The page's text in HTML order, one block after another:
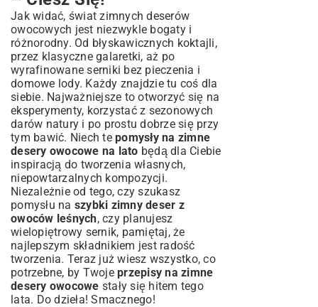
Jak widać, świat zimnych deserów
owocowych jest niezwykle bogaty i
różnorodny. Od błyskawicznych koktajli,
przez klasyczne galaretki, aż po
wyrafinowane serniki bez pieczenia i
domowe lody. Każdy znajdzie tu coś dla
siebie. Najważniejsze to otworzyć się na
eksperymenty, korzystać z sezonowych
darów natury i po prostu dobrze się przy
tym bawić. Niech te pomysły na zimne
desery owocowe na lato będą dla Ciebie
inspiracją do tworzenia własnych,
niepowtarzalnych kompozycji.
Niezależnie od tego, czy szukasz
pomysłu na szybki zimny deser z
owoców leśnych, czy planujesz
wielopiętrowy sernik, pamiętaj, że
najlepszym składnikiem jest radość
tworzenia. Teraz już wiesz wszystko, co
potrzebne, by Twoje przepisy na zimne
desery owocowe stały się hitem tego
lata. Do dzieła! Smacznego!